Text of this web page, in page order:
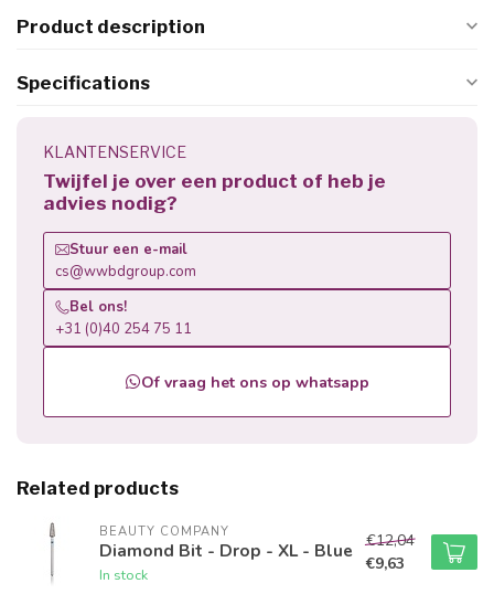
Product description
Specifications
KLANTENSERVICE
Twijfel je over een product of heb je
advies nodig?
Stuur een e-mail
cs@wwbdgroup.com
Bel ons!
+31 (0)40 254 75 11
Of vraag het ons op whatsapp
Related products
BEAUTY COMPANY
Diamond Bit - Drop - XL - Blue
In stock
€12,04
€9,63